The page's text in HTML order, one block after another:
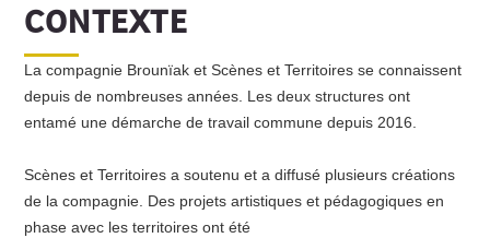
CONTEXTE
La compagnie Brounïak et Scènes et Territoires se connaissent
depuis de nombreuses années. Les deux structures ont
entamé une démarche de travail commune depuis 2016.
Scènes et Territoires a soutenu et a diffusé plusieurs créations
de la compagnie. Des projets artistiques et pédagogiques en
phase avec les territoires ont été